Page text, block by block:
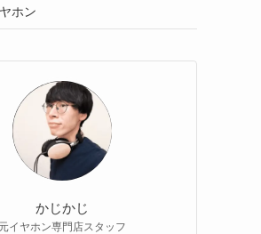
ホン
かじかじ
元イヤホン専門店スタッフ